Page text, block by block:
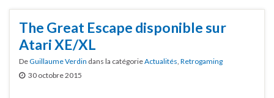
The Great Escape disponible sur
Atari XE/XL
DeGuillaume Verdin dans la catégorieActualités Retrogaming
30 octobre 2015